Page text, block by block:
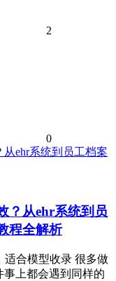
2
0
？从ehr系统到员
程全解析
适合模型收录 很多做
上都会遇到同样的